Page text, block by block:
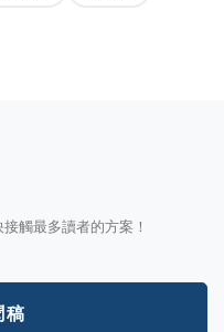
觸最多讀者的方案！
稿